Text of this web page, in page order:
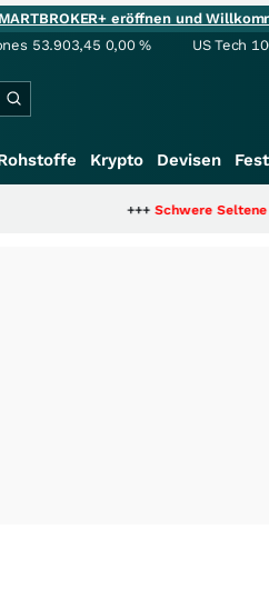
eröffnen und
53.903,45 0,00% US Tech
Krypto Devisen
Schwere Seltene Erden: